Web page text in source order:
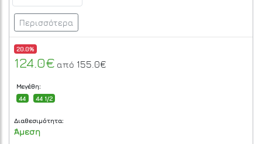
Περισσότερα
20.0%
124.0€ από 155.0€
Μεγέθη:
44
44 1/2
Διαθεσιμότητα:
Άμεση